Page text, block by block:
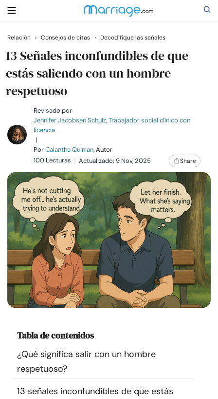
Buscar
Casarse
Relaciones
Familia
Ayuda
Cursos
Recursos
Comunidad
Encuentra un terapeuta
Sobre nosotros Contáctanos Escríbenos
Publicidad con
© Copyright 2026. Todos los derechos reservados.
Relación › Consejos de citas › Decodifique las señales
13 Señales inconfundibles de que
estás saliendo con un hombre
respetuoso
Revisado por
Jennifer Jacobsen Schulz, Trabajador social clínico con
licencia
|
PorCalantha Quinlan, Autor
100 Lecturas
Actualizado: 9 Nov, 2025 Share
Tabla de contenidos
¿Qué significa salir con un hombre
respetuoso?
13 señales inconfundibles de que estás